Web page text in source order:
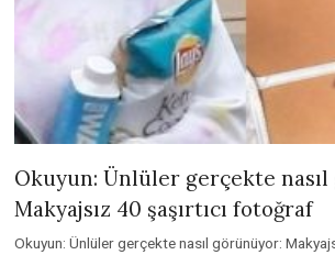
Okuyun: Ünlüler gerçekte
Makyajsız 40 şaşırtıcı fotoğraf
Okuyun: Ünlüler gerçekte nasıl görünüyor: